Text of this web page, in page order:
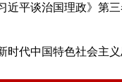
近平谈治国理政》第
时代中国特色社会主